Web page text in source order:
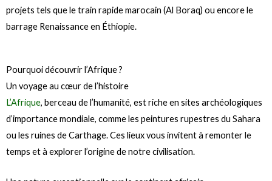
projets tels que le train rapide marocain (Al Boraq) ou encore le
barrage Renaissance en Éthiopie.
Pourquoi découvrir l’Afrique ?
Un voyage au cœur de l’histoire
L’Afrique, berceau de l’humanité, est riche en sites archéologiques
d’importance mondiale, comme les peintures rupestres du Sahara
ou les ruines de Carthage. Ces lieux vous invitent à remonter le
temps et à explorer l’origine de notre civilisation.